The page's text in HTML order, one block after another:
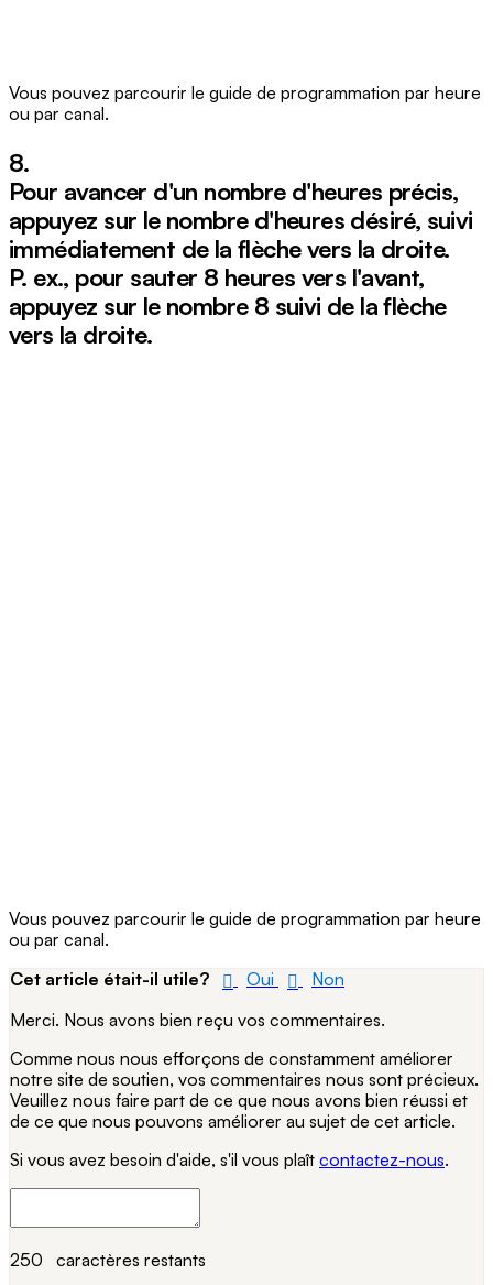
Vous pouvez parcourir le guide de programmation par heure
ou par canal.
8.
Pour avancer d'un nombre d'heures précis,
appuyez sur le nombre d'heures désiré, suivi
immédiatement de la flèche vers la droite.
P. ex., pour sauter 8 heures vers l'avant,
appuyez sur le nombre 8 suivi de laflèche
vers la droite.
Vous pouvez parcourir le guide de programmation par heure
ou par canal.
Cet article était-il utile?
Oui
Non
Merci. Nous avons bien reçu vos commentaires.
Comme nous nous efforçons de constamment améliorer
notre site de soutien, vos commentaires nous sont précieux.
Veuillez nous faire part de ce que nous avons bien réussi et
de ce que nous pouvons améliorer au sujet de cet article.
Si vous avez besoin d'aide, s'il vous plaît contactez-nous.
250 caractères restants